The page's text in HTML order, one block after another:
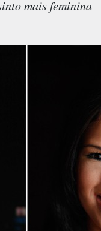
mais feminina